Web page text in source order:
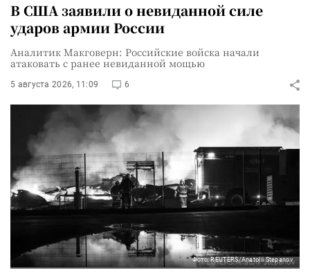
В США заявили о невиданной силе
ударов армии России
Аналитик Макговерн: Российские войска начали
атаковать с ранее невиданной мощью
5 августа 2026, 11:09 6
Фото: REUTERS/Anatolii Stepanov